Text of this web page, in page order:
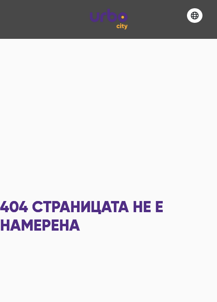
404 СТРАНИЦАТА НЕ Е
НАМЕРЕНА